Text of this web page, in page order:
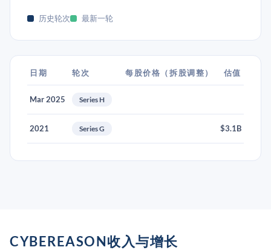
历史轮次 最新一轮
日期 轮次 每股价格（拆股调整） 估值
Mar 2025 Series H
2021 Series G $3.1B
CYBEREASON收入与增长